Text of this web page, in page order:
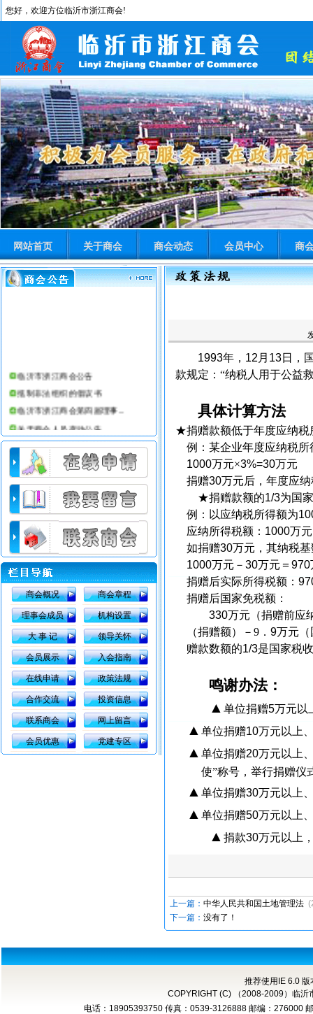
您好，欢迎方位临沂市浙江商会!
网站首页 关于商会 商会动态 会员中心 商
临沂市浙江商会公告
抵制非法组织的倡议书
临沂市浙江商会第四届理事...
关于商会人员变动公告
临沂市浙江商会第三届理事...
临沂市浙江商会简介
临沂仕合汽车租赁公司
临沂市浙江商会办公室搬迁公告
临沂市浙江商会会员部工作条例
临沂市浙江商会08年收费标准
商会概况 商会章程
理事会成员 机构设置
大 事 记 领导关怀
会员展示 入会指南
在线申请 政策法规
合作交流 投资信息
联系商会 网上留言
会员优惠 党建专区
1993年， 12 月 13日
，
款规定：“纳税人用于公益
具体计算方法
★捐赠款额低于年度应纳税
例：某企业年度应纳税所
1000万元×3%=30万元
捐赠30万元后，年度应
★捐赠款额的1/3为国
例：以应纳税所得额为
应纳所得税额： 1000万
如捐赠30万元，其纳税
1000万元－ 30万元＝ 970
捐赠后实际所得税额：
捐赠后国家免税额：
330万元（捐赠前应
（捐赠额）－ 9 ． 9万元（
赠款数额的1/3是国家税
鸣谢办法：
▲ 单位捐赠5万元以
▲ 单位捐赠10万元以上
▲ 单位捐赠20万元以上
使”称号，举行捐赠仪
▲ 单位捐赠30万元以上
▲ 单位捐赠50万元以上
▲ 捐款30万元以上
上一篇： 中华人民共和国土地管理法
下一篇： 没有了！
推荐使用IE 6.0
COPYRIGHT (C) （2008-2009）临
电话：18905393750 传真：0539-3126888 邮编：276000